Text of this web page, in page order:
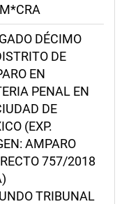
DÉCIMO
DE
EN
PENAL EN
DE
(EXP.
AMPARO
757/2018
TRIBUNAL